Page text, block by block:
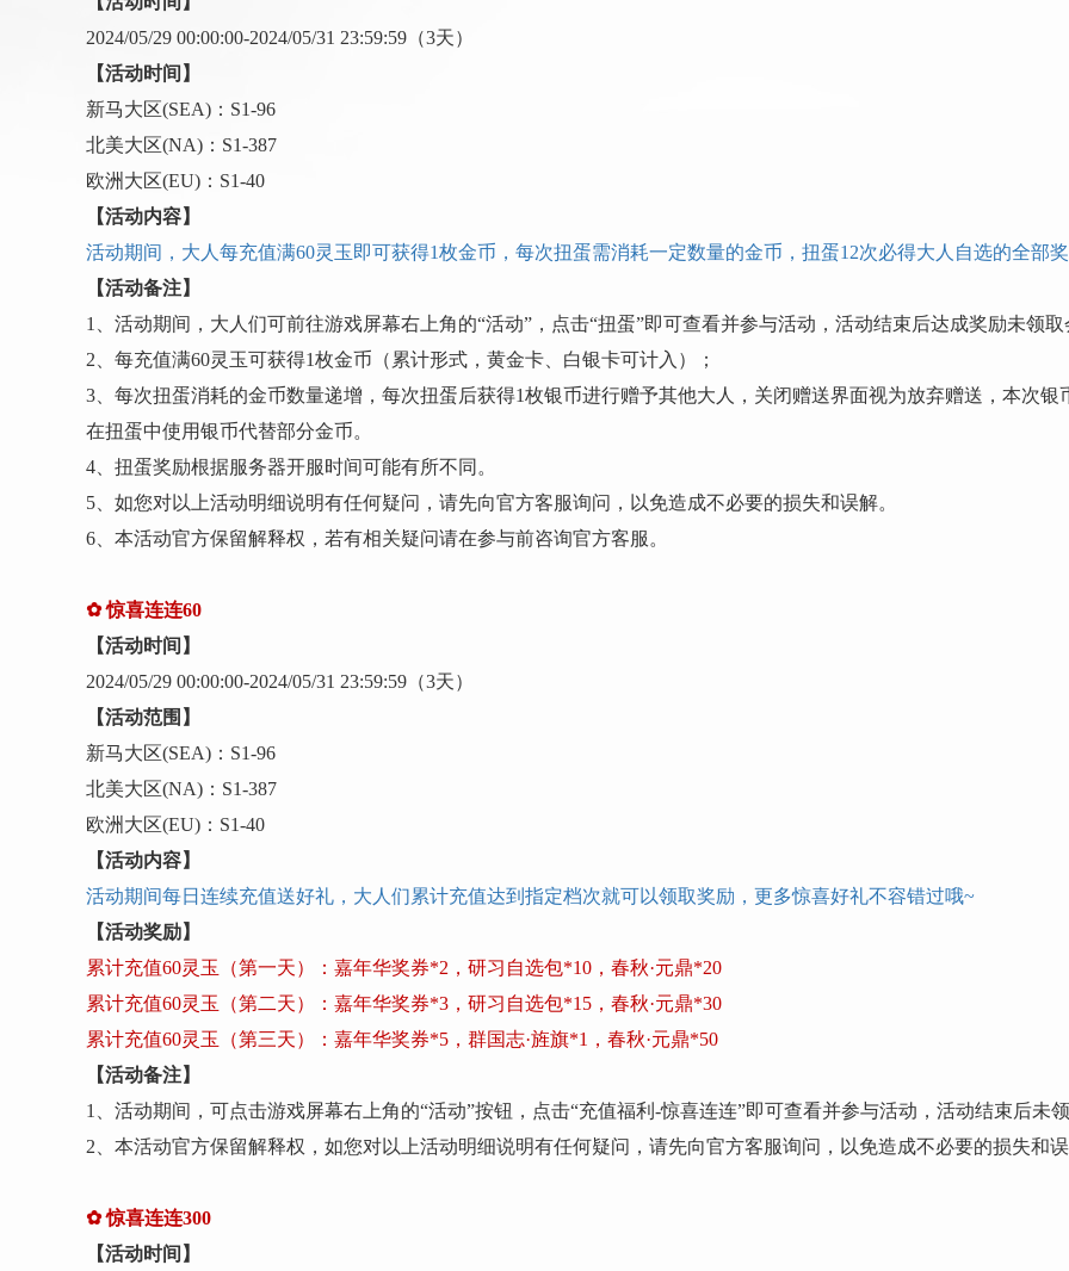
2024/05/29 00:00:00-2024/05/31 23:59:59 （3天）
【活动时间】
新马大区(SEA)：S1-96
北美大区(NA)：S1-387
欧洲大区(EU)：S1-40
【活动内容】
活动期间，大人每充值满60灵玉即可获得1枚金币，每次扭蛋需消耗一定数量的金币，扭蛋12次必得大人自选的全部
【活动备注】
1、活动期间，大人们可前往游戏屏幕右上角的“活动”，点击“扭蛋”即可查看并参与活动，活动结束后达成奖励未领
2、每充值满60灵玉可获得1枚金币（累计形式，黄金卡、白银卡可计入）；
3、每次扭蛋消耗的金币数量递增，每次扭蛋后获得1枚银币进行赠予其他大人，关闭赠送界面视为放弃赠送，本次
在扭蛋中使用银币代替部分金币。
4、扭蛋奖励根据服务器开服时间可能有所不同。
5、如您对以上活动明细说明有任何疑问，请先向官方客服询问，以免造成不必要的损失和误解。
6、本活动官方保留解释权，若有相关疑问请在参与前咨询官方客服。
✿ 惊喜连连60
【活动时间】
2024/05/29 00:00:00-2024/05/31 23:59:59 （3天）
【活动范围】
新马大区(SEA)：S1-96
北美大区(NA)：S1-387
欧洲大区(EU)：S1-40
【活动内容】
活动期间每日连续充值送好礼，大人们累计充值达到指定档次就可以领取奖励，更多惊喜好礼不容错过哦~
【活动奖励】
累计充值60灵玉（第一天）：嘉年华奖券*2，研习自选包*10，春秋·元鼎*20
累计充值60灵玉（第二天）：嘉年华奖券*3，研习自选包*15，春秋·元鼎*30
累计充值60灵玉（第三天）：嘉年华奖券*5，群国志·旌旗*1，春秋·元鼎*50
【活动备注】
1、活动期间，可点击游戏屏幕右上角的“活动”按钮，点击“充值福利-惊喜连连”即可查看并参与活动 ， 活动结束后未
2、本活动官方保留解释权，如您对以上活动明细说明有任何疑问，请先向官方客服询问，以免造成不必要的损失和
✿ 惊喜连连300
【活动时间】